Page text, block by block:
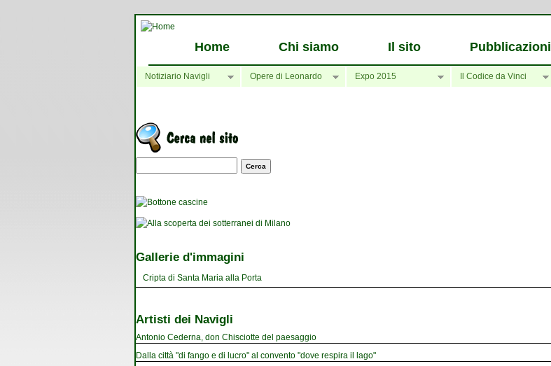
Home Chi siamo Il sito Pubblicazioni
Notiziario Navigli Opere di Leonardo Expo 2015 Il Codice da Vinci
Maschera di ricerca
Gallerie d'immagini
Cripta di Santa Maria alla Porta
Artisti dei Navigli
Antonio Cederna, don Chisciotte del paesaggio
Dalla città "di fango e di lucro" al convento "dove respira il lago"